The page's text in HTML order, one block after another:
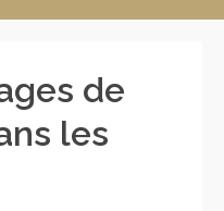
de
les